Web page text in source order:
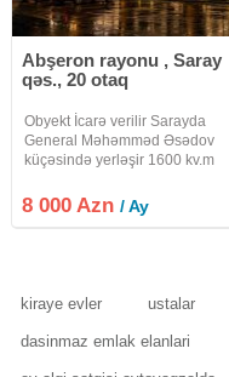
Abşeron rayonu , Saray
qəs., 20 otaq
Obyekt İcarə verilir Sarayda
General Məhəmməd Əsədov
küçəsində yerləşir 1600 kv.m
8.000 manat !
8 000 Azn/ Ay
kiraye evler ustalar
dasinmaz emlak elanlari